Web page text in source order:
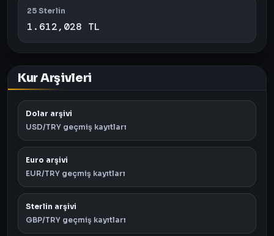
25 Sterlin
1.612,028 TL
Kur Arşivleri
Dolar arşivi
USD/TRY geçmiş kayıtları
Euro arşivi
EUR/TRY geçmiş kayıtları
Sterlin arşivi
GBP/TRY geçmiş kayıtları